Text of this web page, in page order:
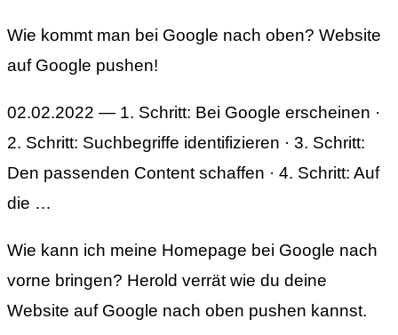
Wie kommt man bei Google nach oben? Website
auf Google pushen!
02.02.2022 — 1. Schritt: Bei Google erscheinen ·
2. Schritt: Suchbegriffe identifizieren · 3. Schritt:
Den passenden Content schaffen · 4. Schritt: Auf
die …
Wie kann ich meine Homepage bei Google nach
vorne bringen? Herold verrät wie du deine
Website auf Google nach oben pushen kannst.